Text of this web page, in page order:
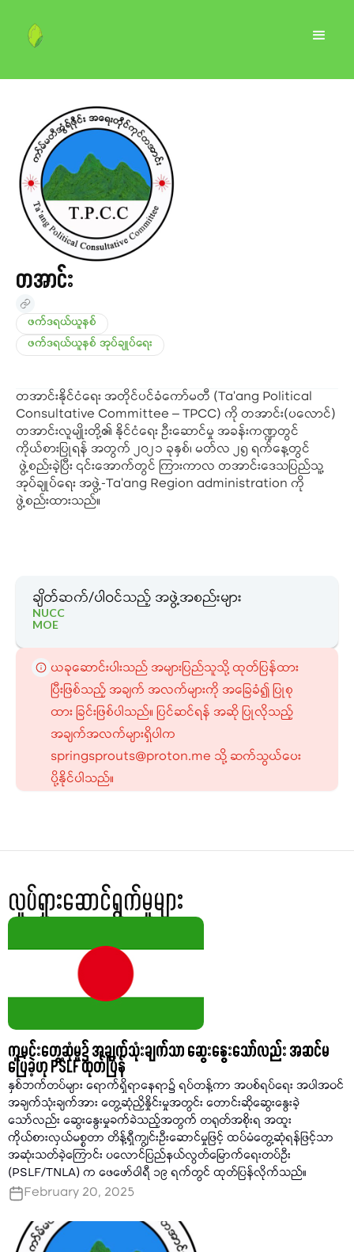
တအာင်း
ဖက်ဒရယ်ယူနစ်
ဖက်ဒရယ်ယူနစ် အုပ်ချုပ်ရေး
တအာင်းနိုင်ငံရေး အတိုင်ပင်ခံကော်မတီ (Ta’ang Political
Consultative Committee – TPCC) ကို တအာင်း(ပလောင်)
တအာင်းလူမျိုးတို့၏ နိုင်ငံရေး ဦး‌ဆောင်မှု အခန်းကဏ္ဍတွင်
ကိုယ်စားပြုရန် အတွက် ၂၀၂၁ ခုနှစ်၊ မတ်လ ၂၅ ရက်နေ့တွင်
ဖွဲ့စည်းခဲ့ပြီး ၎င်းအောက်တွင် ကြားကာလ တအာင်းဒေသပြည်သူ့
အုပ်ချုပ်ရေး အဖွဲ့-Ta’ang Region administration ကို
ဖွဲ့စည်းထားသည်။
ယခုဆောင်းပါးသည် အများပြည်သူသို့ ထုတ်ပြန်ထား
ပြီးဖြစ်သည့် အချက် အလက်များကို အခြေခံ၍ ပြုစု
ထား ခြင်းဖြစ်ပါသည်။ ပြင်ဆင်ရန် အဆို ပြုလိုသည့်
အချက်အလက်များရှိပါက
springsprouts@proton.me သို့ ဆက်သွယ်ပေး
ပို့နိုင်ပါသည်။
ချိတ်ဆက်/ပါဝင်သည့် အဖွဲ့အစည်းများ
NUCC
MOE
လှုပ်ရှားဆောင်ရွက်မှုများ
ကူမင်းတွေ့ဆုံမှု၌ အချက်သုံးချက်သာ ဆွေးနွေးသော်လည်း အဆင်မ
ပြေခဲ့ဟု PSLF ထုတ်ပြန်
နှစ်ဘက်တပ်များ ရောက်ရှိရာနေရာ၌ ရပ်တန့်ကာ အပစ်ရပ်ရေး အပါအဝင်
အချက်သုံးချက်အား တွေ့ဆုံညှိနှိုင်းမှုအတွင်း တောင်းဆိုဆွေးနွေးခဲ့
သော်လည်း ဆွေးနွေးမှုခက်ခဲသည့်အတွက် တရုတ်အစိုးရ အထူး
ကိုယ်စားလှယ်မစ္စတာ တိန့်ရှီကျွင်းဦးဆောင်မှုဖြင့် ထပ်မံတွေ့ဆုံရန်ဖြင့်သာ
အဆုံးသတ်ခဲ့ကြောင်း ပလောင်ပြည်နယ်လွတ်မြောက်ရေးတပ်ဦး
(PSLF/TNLA) က ဖေဖော်ဝါရီ ၁၉ ရက်တွင် ထုတ်ပြန်လိုက်သည်။
February 20, 2025